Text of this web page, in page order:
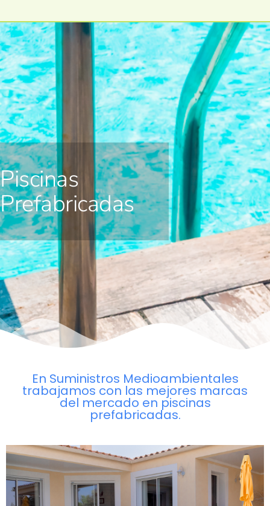
Piscinas
Prefabricadas
En Suministros Medioambientales
trabajamos con las mejores marcas
del mercado en piscinas
prefabricadas.